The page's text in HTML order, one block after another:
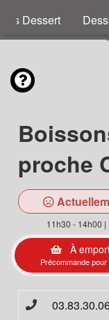
Dessert
proche
11h30 - 14h00
À
Précommande pour